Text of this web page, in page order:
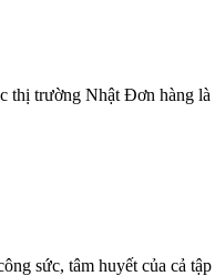
thị trường Nhật Đơn hàng
sức, tâm huyết của cả tập